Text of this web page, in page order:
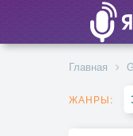
Главная
ЖАНРЫ: